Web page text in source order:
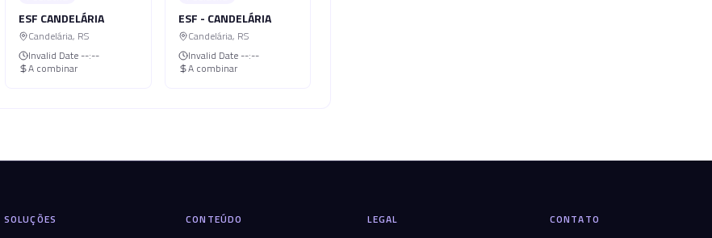
ESF CANDELÁRIA
Candelária, RS
Invalid Date --:--
A combinar
ESF - CANDELÁRIA
Candelária, RS
Invalid Date --:--
A combinar
SOLUÇÕES CONTEÚDO LEGAL CONTATO